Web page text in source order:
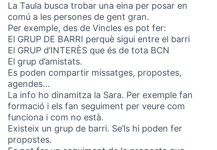
La Taula busca trobar una eina per posar en
comú a les persones de gent gran.
Per exemple, des de Vincles es pot fer:
El GRUP DE BARRI perquè sigui entre el barri
El GRUP d’INTERÈS que és de tota BCN
El grup d’amistats.
Es poden compartir missatges, propostes,
agendes...
La info ho dinamitza la Sara. Per exemple fan
formació i els fan seguiment per veure com
funciona i com no està.
Existeix un grup de barri. Se’ls hi poden fer
propostes.